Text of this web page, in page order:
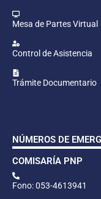
Mesa de Partes Virtual
Control de Asistencia
Trámite Documentario
NÚMEROS DE
COMISARÍA PNP
Fono: 053-4613941